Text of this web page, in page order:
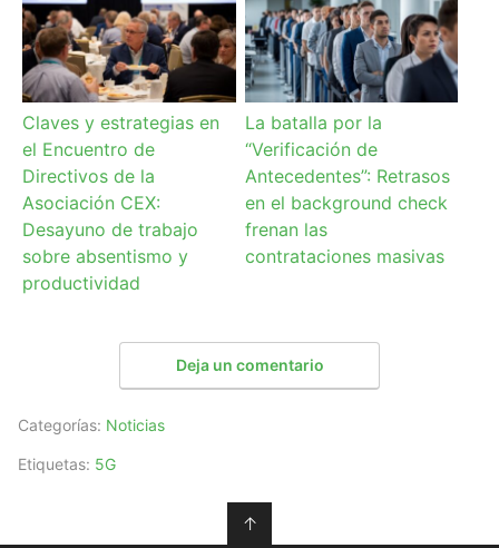
Claves y estrategias en
el Encuentro de
Directivos de la
Asociación CEX:
Desayuno de trabajo
sobre absentismo y
productividad
La batalla por la
“Verificación de
Antecedentes”: Retrasos
en el background check
frenan las
contrataciones masivas
Deja un comentario
Categorías: Noticias
Etiquetas: 5G
↑